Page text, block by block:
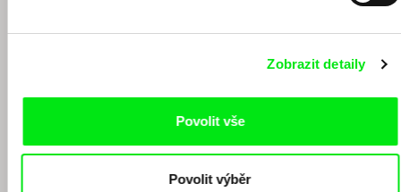
Zobrazit detaily
Povolit vše
Povolit výběr
Diskuze k retrospektivě